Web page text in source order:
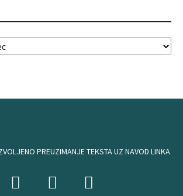
PREUZIMANJE TEKSTA UZ NAVOD LINKA